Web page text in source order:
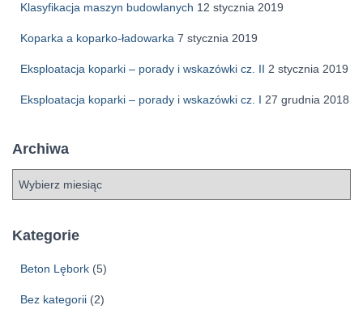
Klasyfikacja maszyn budowlanych 12 stycznia 2019
Koparka a koparko-ładowarka 7 stycznia 2019
Eksploatacja koparki – porady i wskazówki cz. II 2 stycznia 2019
Eksploatacja koparki – porady i wskazówki cz. I 27 grudnia 2018
Archiwa
h
Kategorie
Beton Lębork (5)
Bez kategorii (2)